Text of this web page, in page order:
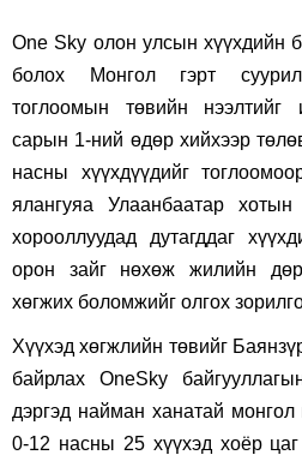
One Sky олон улсын хүүхдийн
болох Монгол гэрт
тоглоомын төвийн
сарын 1-ний өдөр хийхээр
насны хүүхдүүдийг
ялангуяа Улаанбаатар хотын
хорооллуудад дутагддаг
орон зайг нөхөж жилийн
хөгжих боломжийг олгох
Хүүхэд хөгжлийн төвийг
байрлах OneSky
дэргэд найман ханатай монгол
0-12 насны 25 хүүхэд хоёр